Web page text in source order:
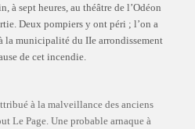
à sept heures, au théâtre de l’Odéon
Deux pompiers y ont péri ; l’on a
la municipalité du IIe arrondissement
de cet incendie.
à la malveillance des anciens
Le Page. Une probable arnaque à